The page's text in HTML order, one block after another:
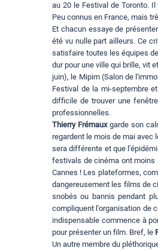
au 20 le Festival de Toronto.
Peu connus en France, mais
Et chacun essaye de
été vu nulle part ailleurs. Ce
satisfaire toutes les équipes
dur pour une ville qui brille, vit
juin), le Mipim (Salon de
Festival de la mi-septembre
difficile de trouver une
professionnelles.
Thierry Frémauxgarde son
regardent le mois de mai avec
sera différente et que
festivals de cinéma ont moins
Cannes ! Les plateformes,
dangereusement les films de
snobés ou bannis pendant
compliquent l'organisation de
indispensable commence à
pour présenter un film. Bref, le
Un autre membre du